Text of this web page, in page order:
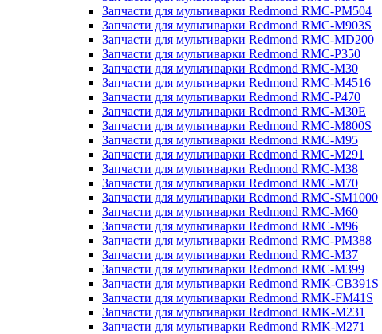
Запчасти для мультиварки Redmond RMC-PM504
Запчасти для мультиварки Redmond RMC-M903S
Запчасти для мультиварки Redmond RMC-MD200
Запчасти для мультиварки Redmond RMC-P350
Запчасти для мультиварки Redmond RMC-M30
Запчасти для мультиварки Redmond RMC-M4516
Запчасти для мультиварки Redmond RMC-P470
Запчасти для мультиварки Redmond RMC-M30E
Запчасти для мультиварки Redmond RMC-M800S
Запчасти для мультиварки Redmond RMC-M95
Запчасти для мультиварки Redmond RMC-M291
Запчасти для мультиварки Redmond RMC-M38
Запчасти для мультиварки Redmond RMC-M70
Запчасти для мультиварки Redmond RMC-SM1000
Запчасти для мультиварки Redmond RMC-M60
Запчасти для мультиварки Redmond RMC-M96
Запчасти для мультиварки Redmond RMC-PM388
Запчасти для мультиварки Redmond RMC-M37
Запчасти для мультиварки Redmond RMC-M399
Запчасти для мультиварки Redmond RMK-CB391S
Запчасти для мультиварки Redmond RMK-FM41S
Запчасти для мультиварки Redmond RMK-M231
Запчасти для мультиварки Redmond RMK-M271